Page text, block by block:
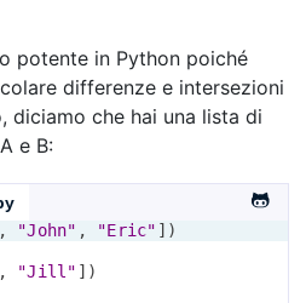
potente in Python poiché
differenze e intersezioni
diciamo che hai una lista di
e B:
, "John" , "Eric" ])
, "Jill" ])